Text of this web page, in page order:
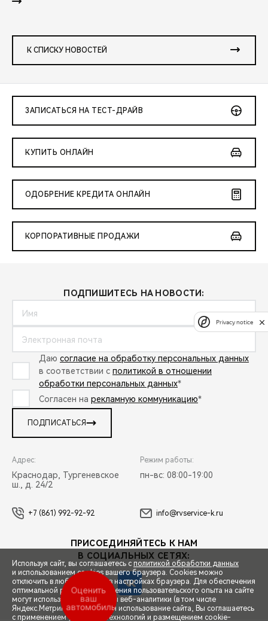
СПЕЦПРЕДЛОЖЕНИЯ
К СПИСКУ НОВОСТЕЙ
ЗАПИСАТЬСЯ НА ТЕСТ-ДРАЙВ
КУПИТЬ ОНЛАЙН
ОДОБРЕНИЕ КРЕДИТА ОНЛАЙН
КОРПОРАТИВНЫЕ ПРОДАЖИ
ПОДПИШИТЕСЬ НА НОВОСТИ:
Даю согласие на обработку персональных данных
в соответствии с политикой в отношении
обработки персональных данных*
Согласен на рекламную коммуникацию*
ПОДПИСАТЬСЯ
Адрес:
Краснодар, Тургеневское
ш., д. 24/2
Режим работы:
пн-вс: 08:00-19:00
+7 (861) 992-92-92 info@rvservice-k.ru
ПРИСОЕДИНЯЙТЕСЬ К НАМ
В СОЦИАЛЬНЫХ СЕТЯХ:
Используя сайт, вы соглашаетесь с политикой обработки данных
и использованием cookies вашего браузера. Cookies можно
отключить в любой момент в настройках браузера. Для обеспечения
оптимальной работы и улучшения пользовательского опыта на сайте
могут использоваться системы веб-аналитики (в том числе
Яндекс.Метрика). Продолжая использование сайта, Вы соглашаетесь
с применением указанных технологий и размещением cookie-
Оценить
ваш
автомобиль
Privacy notice